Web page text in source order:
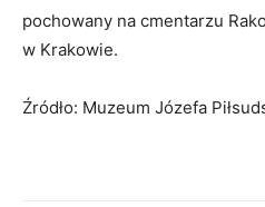
pochowany na cmentarzu
w Krakowie.
Źródło: Muzeum Józefa